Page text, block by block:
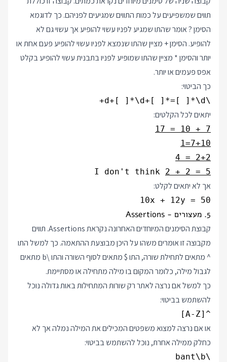
תווים שמשפיעים על כמות התווים שמגיעים לפניהם. כך לדוגמא
הסימן ? אומר שהתו שמגיע לפניו עשוי להופיע אך עשוי גם לא
להופיע. הסימן + מציין שהתו שנמצא לפניו עשוי להופיע פעם אחת או
יותר והסימן * מציין שהתו שמופיע לפניו בתבנית עשוי להופיע בקלט
אפס פעמים או יותר.
כך הביטוי:
\d+[ ]*\d+[ ]*=[ ]*\d+
יתאים לכל הקלטים:
7 + 10 = 17
7+10=1
2+2 = 4
I don't think 2 + 2 = 5
אך לא יתאים לקלט:
10x + 12y = 50
5. מעצורים - Assertions
קבוצת הסימנים המיוחדים האחרונה נקראת Assertions. תווים
מקבוצה זו אומרים משהו על היכן מבוצעת ההתאמה. כך למשל התו
^ מתאים לתחילת שורה, התו $ מתאים לסוף השורה והתו \b מתאים
לגבול מילה, כלומר המקום בו מילה מתחילה או מסתיימת.
כך למשל אם נרצה לאתר רק שורות המתחילות באות גדולה נוכל
להשתמש בביטוי:
^[A-Z]
או אם נרצה למצוא משפטים המכילים את המילה נמלה אך לא
כחלק ממילה אחרת, נוכל להשתמש בביטוי:
\bant\b